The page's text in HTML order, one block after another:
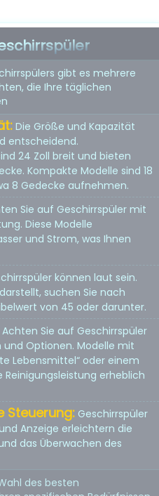
gibt es mehrere
die Ihre täglichen
Die Größe und Kapazität
entscheidend.
24 Zoll breit und bieten
Kompakte Modelle sind 18
8 Gedecke aufnehmen.
Sie auf Geschirrspüler mit
Diese Modelle
und Strom, was Ihnen
können laut sein.
suchen Sie nach
von 45 oder darunter.
Achten Sie auf Geschirrspüler
Optionen. Modelle mit
Lebensmittel“ oder einem
Reinigungsleistung erheblich
Steuerung: Geschirrspüler
Anzeige erleichtern die
das Überwachen des
des besten